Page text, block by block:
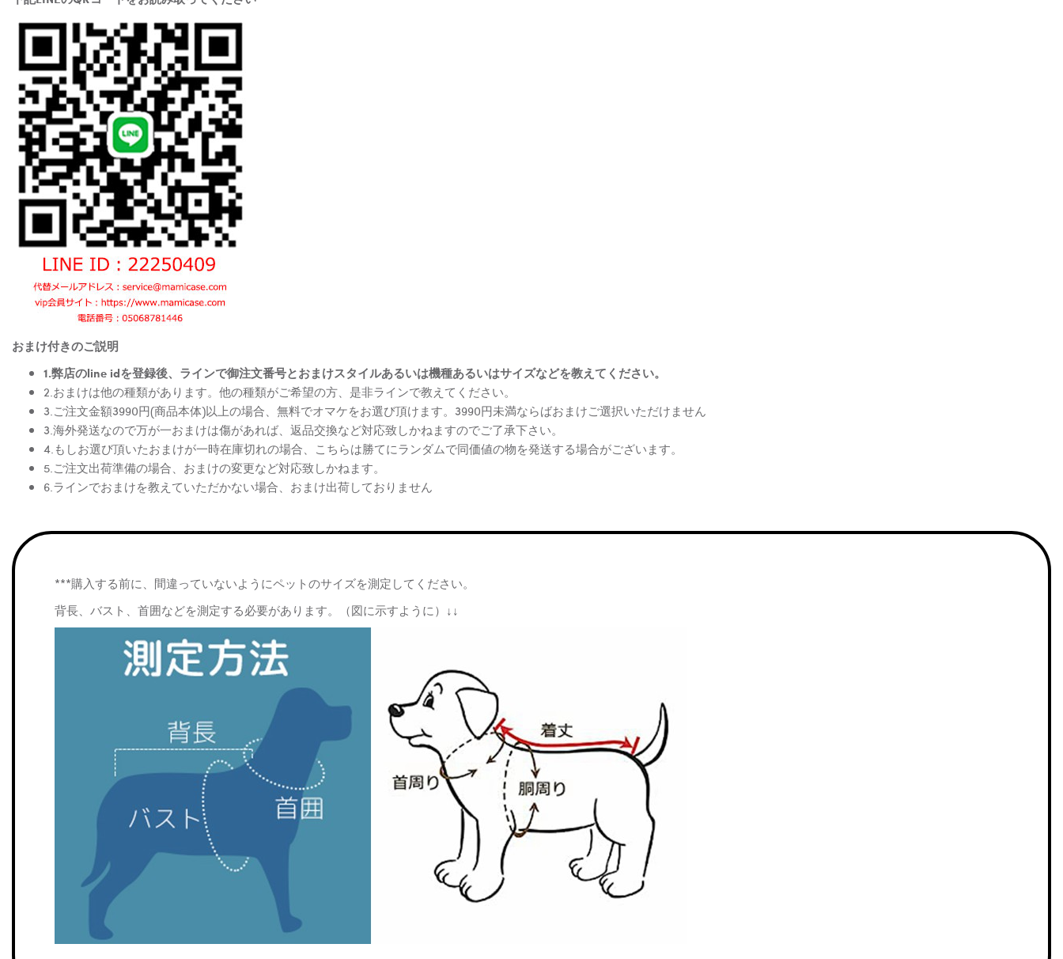
おまけ付きのご説明
1.弊店のline idを登録後、ラインで御注文番号とおまけスタイルあるいは機種あるいはサイズなどを教えてください。
2.おまけは他の種類があります。他の種類がご希望の方、是非ラインで教えてください。
3.ご注文金額3990円(商品本体)以上の場合、無料でオマケをお選び頂けます。3990円未満ならばおまけご選択いただけません
3.海外発送なので万が一おまけは傷があれば、返品交換など対応致しかねますのでご了承下さい。
4.もしお選び頂いたおまけが一時在庫切れの場合、こちらは勝てにランダムで同価値の物を発送する場合がございます。
5.ご注文出荷準備の場合、おまけの変更など対応致しかねます。
6.ラインでおまけを教えていただかない場合、おまけ出荷しておりません
***購入する前に、間違っていないようにペットのサイズを測定してください。
背長、バスト、首囲などを測定する必要があります。（図に示すように）↓↓